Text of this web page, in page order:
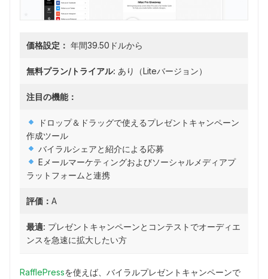
価格設定： 年間39.50ドルから
無料プラン/トライアル: あり（Liteバージョン）
注目の機能：
ドロップ＆ドラッグで使えるプレゼントキャンペーン
作成ツール
バイラルシェアと紹介による応募
Eメールマーケティングおよびソーシャルメディアプ
ラットフォームと連携
評価： A
最適: プレゼントキャンペーンとコンテストでオーディエ
ンスを急速に拡大したい方
RafflePressを使えば、バイラルプレゼントキャンペーンで